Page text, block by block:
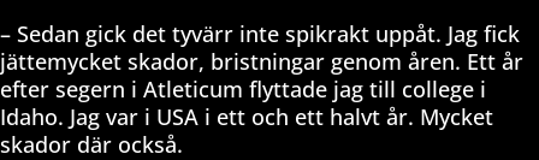
– Sedan gick det tyvärr inte spikrakt uppåt. Jag fick
jättemycket skador, bristningar genom åren. Ett år
efter segern i Atleticum flyttade jag till college i
Idaho. Jag var i USA i ett och ett halvt år. Mycket
skador där också.